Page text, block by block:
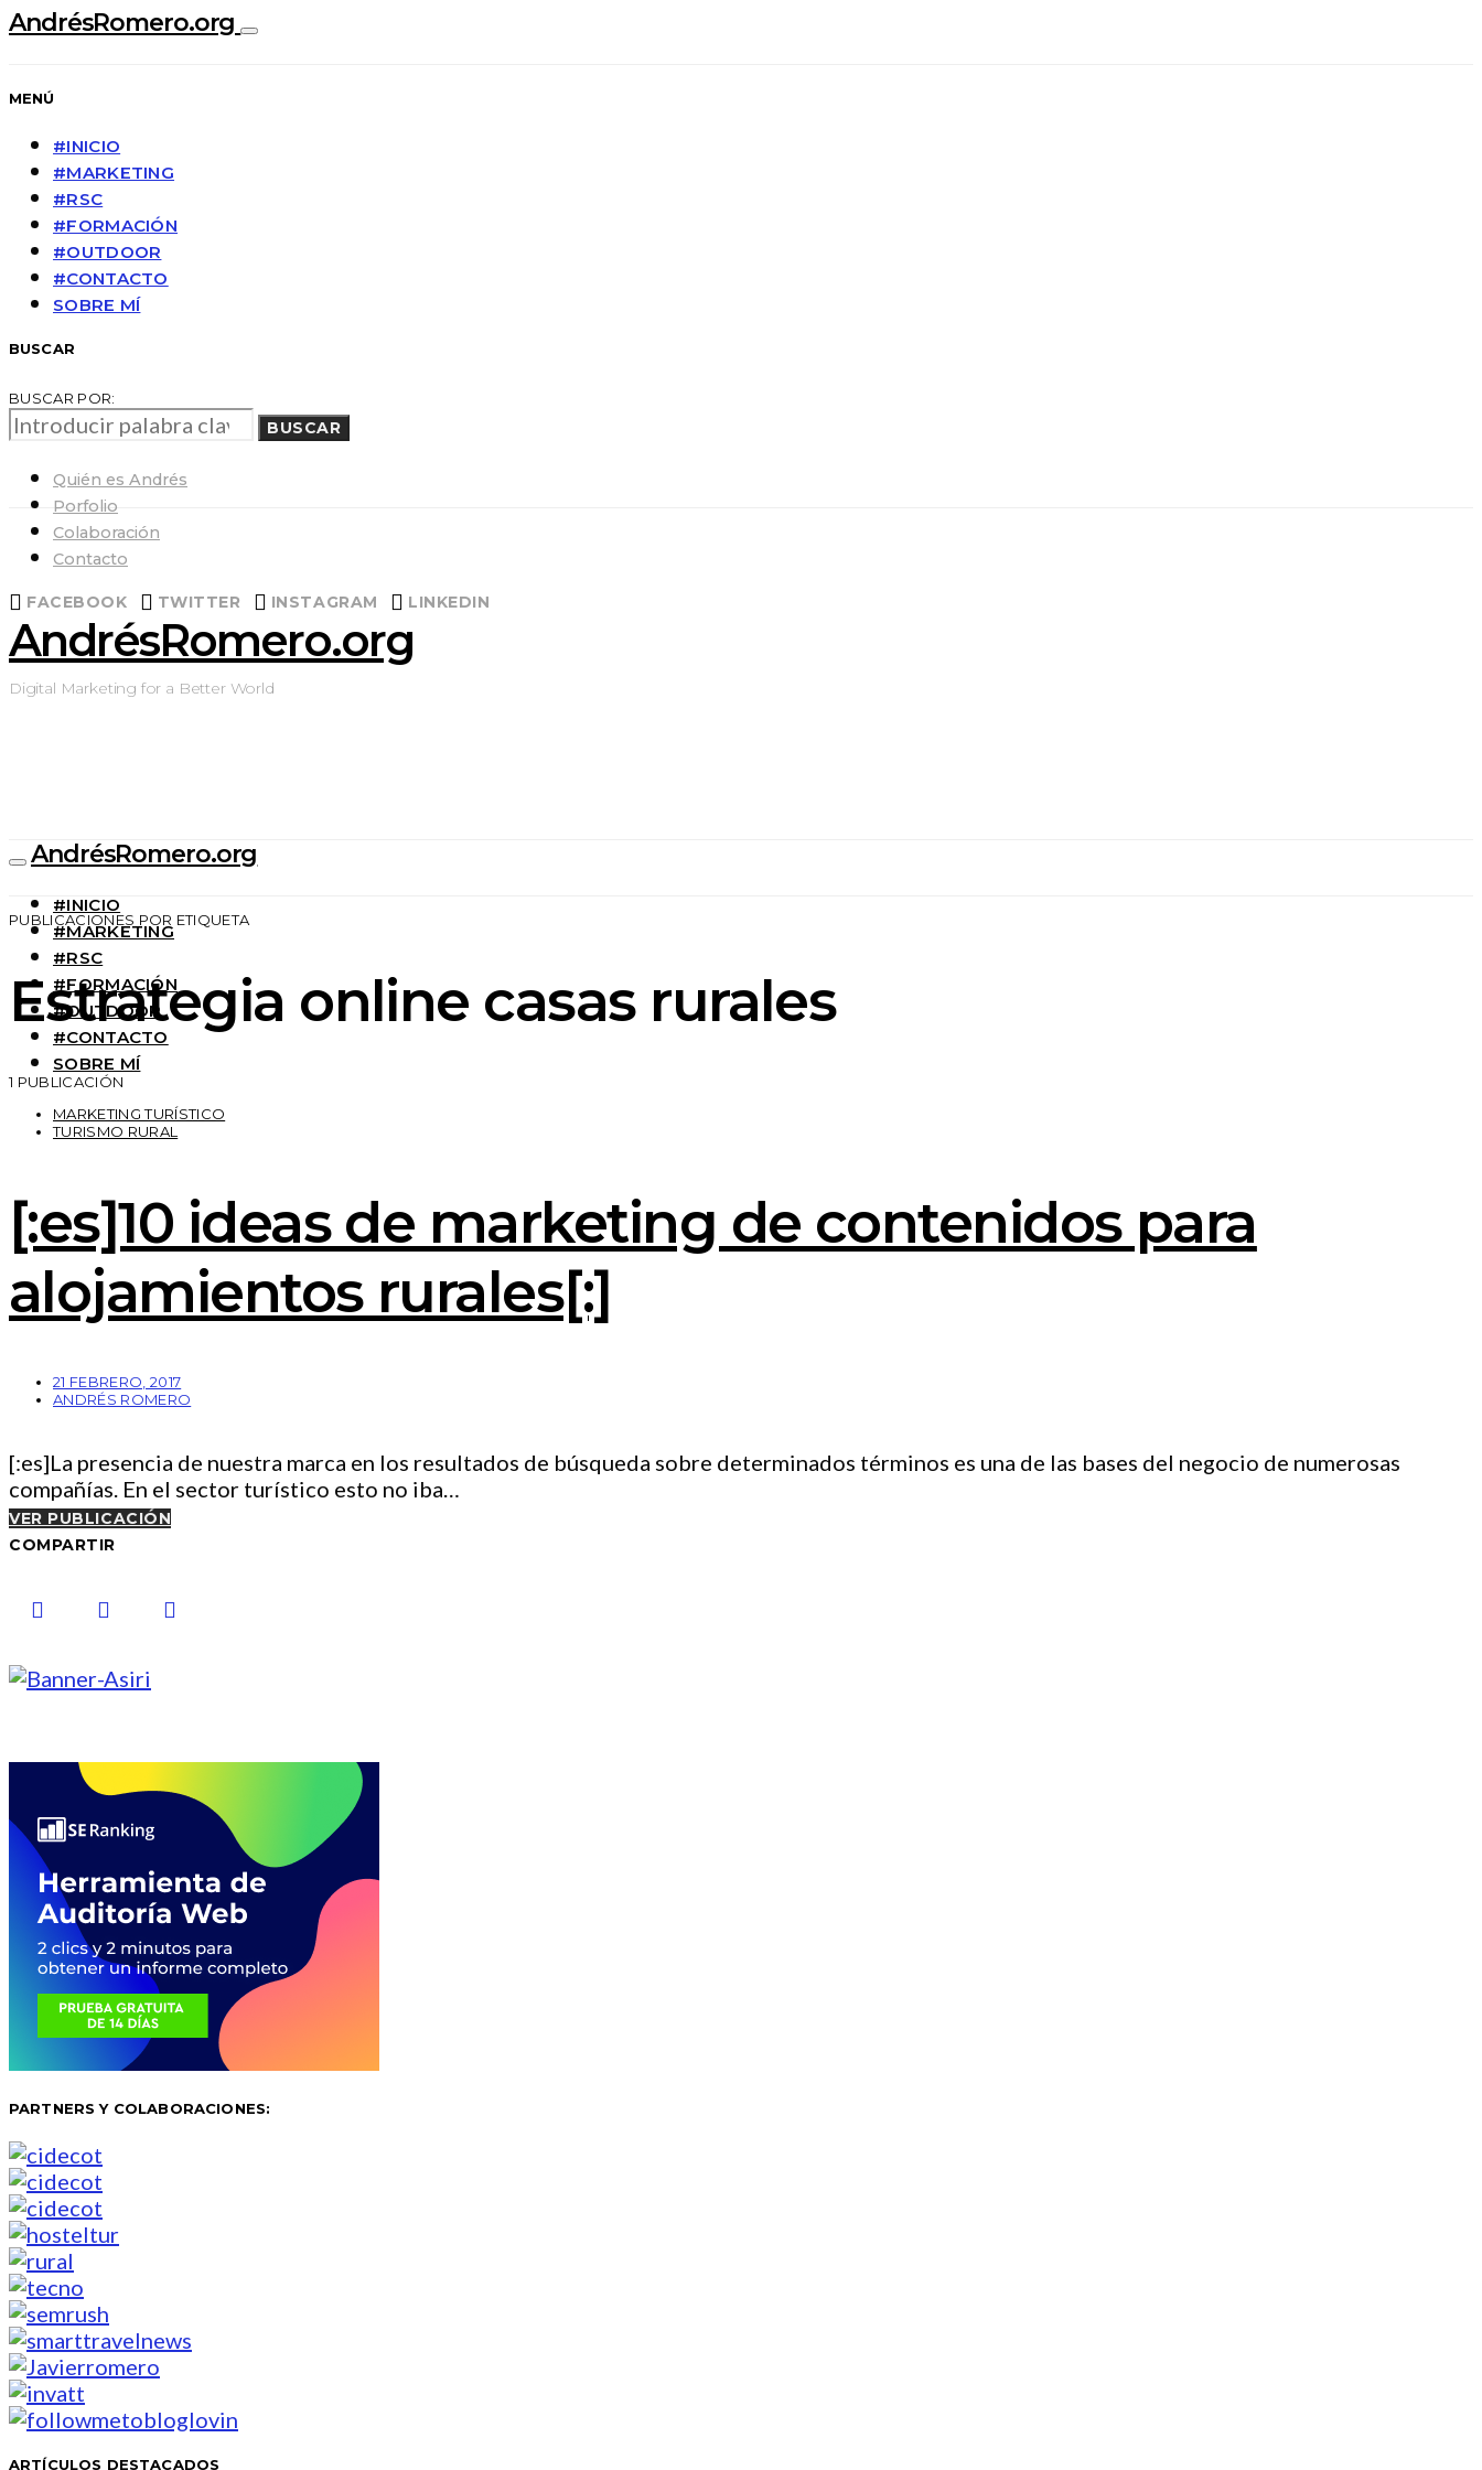
AndrésRomero.org
MENÚ
#INICIO
#MARKETING
#RSC
#FORMACIÓN
#OUTDOOR
#CONTACTO
SOBRE MÍ
BUSCAR
BUSCAR POR:
BUSCAR
Quién es Andrés
Porfolio
Colaboración
Contacto
FACEBOOK TWITTER INSTAGRAM LINKEDIN
AndrésRomero.org
Digital Marketing for a Better World
AndrésRomero.org
#INICIO
#MARKETING
#RSC
#FORMACIÓN
#OUTDOOR
#CONTACTO
SOBRE MÍ
PUBLICACIONES POR ETIQUETA
Estrategia online casas rurales
1 PUBLICACIÓN
MARKETING TURÍSTICO
TURISMO RURAL
[:es]10 ideas de marketing de contenidos para
alojamientos rurales[:]
21 FEBRERO, 2017
ANDRÉS ROMERO
[:es]La presencia de nuestra marca en los resultados de búsqueda sobre determinados términos es una de las bases del negocio de numerosas
compañías. En el sector turístico esto no iba…
VER PUBLICACIÓN
COMPARTIR
PARTNERS Y COLABORACIONES:
ARTÍCULOS DESTACADOS